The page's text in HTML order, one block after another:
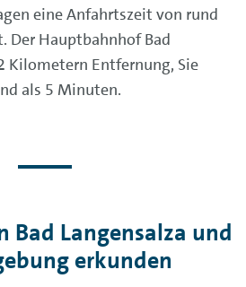
eine Anfahrtszeit von rund
Der Hauptbahnhof Bad
Kilometern Entfernung, Sie
als 5 Minuten.
Bad Langensalza und
erkunden